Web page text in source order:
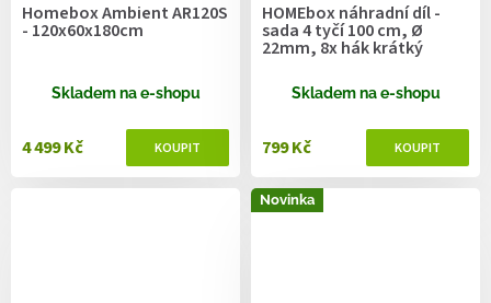
Homebox Ambient AR120S
- 120x60x180cm
Skladem na e-shopu
4 499 Kč
HOMEbox náhradní díl -
sada 4 tyčí 100 cm, Ø
22mm, 8x hák krátký
Skladem na e-shopu
799 Kč
Novinka